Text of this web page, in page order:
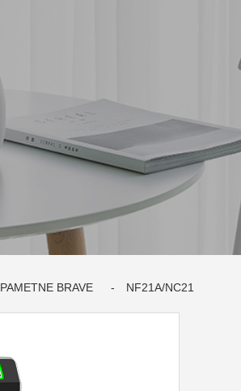
PAMETNE BRAVE NF21A/NC21